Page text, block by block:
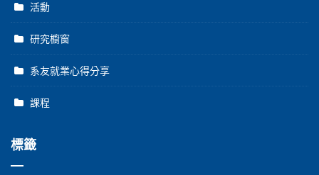
活動
研究櫥窗
系友就業心得分享
課程
標籤